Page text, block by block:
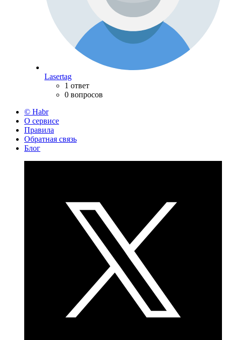
Lasertag
1 ответ
0 вопросов
© Habr
О сервисе
Правила
Обратная связь
Блог